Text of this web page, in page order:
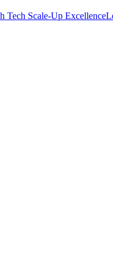
Tech Scale-Up Excellence